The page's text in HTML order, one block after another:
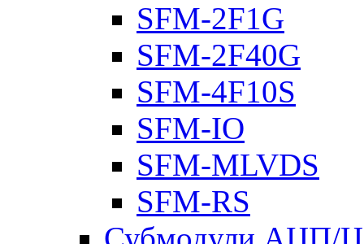
SFM-2F1G
SFM-2F40G
SFM-4F10S
SFM-IO
SFM-MLVDS
SFM-RS